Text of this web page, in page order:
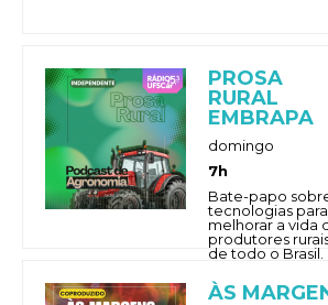
PROSA
RURAL
EMBRAPA
domingo
7h
Bate-papo
tecnologias para
melhorar a vida
produtores
de todo o Brasil.
ÀS